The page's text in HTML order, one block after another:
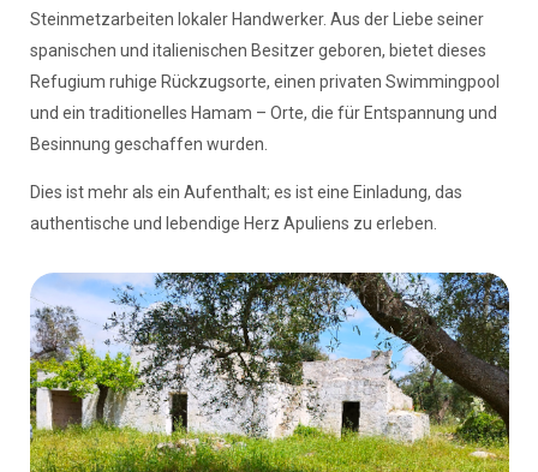
Steinmetzarbeiten lokaler Handwerker. Aus der Liebe seiner
spanischen und italienischen Besitzer geboren, bietet dieses
Refugium ruhige Rückzugsorte, einen privaten Swimmingpool
und ein traditionelles Hamam – Orte, die für Entspannung und
Besinnung geschaffen wurden.
Dies ist mehr als ein Aufenthalt; es ist eine Einladung, das
authentische und lebendige Herz Apuliens zu erleben.